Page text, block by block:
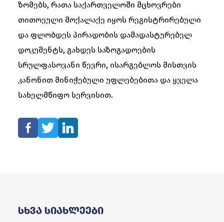
ზომებს, რათა საქართველოში მცხოვრები
თითოეული მოქალაქე იყოს რეგისტრირებული
და ფლობდეს პირადობის დამადასტურებელ
დოკუმენტს, გახდეს საზოგადოების
სრულფასოვანი წევრი, ისარგებლოს მისთვის
კანონით მინიჭებული უფლებებითა და ყველა
სახელმწიფო სერვისით.
Სხვა Სიახლეები